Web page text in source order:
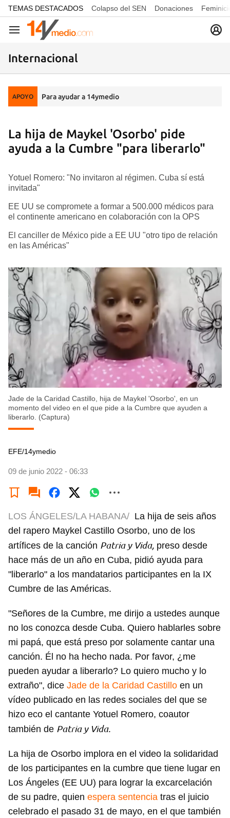
common.go-to-content
TEMAS DESTACADOS Colapso del SEN Donaciones
Navegación
Internacional
APOYO Para ayudar a 14ymedio
La hija de Maykel 'Osorbo' pide
ayuda a la Cumbre "para liberarlo"
Yotuel Romero: "No invitaron al régimen. Cuba sí está
invitada"
EE UU se compromete a formar a 500.000 médicos para
el continente americano en colaboración con la OPS
El canciller de México pide a EE UU "otro tipo de relación
en las Américas"
Jade de la Caridad Castillo, hija de Maykel 'Osorbo', en un
momento del video en el que pide a la Cumbre que ayuden a
liberarlo. (Captura)
EFE/14ymedio
09 de junio 2022 - 06:33
LOS ÁNGELES/LA HABANA/ La hija de seis años
del rapero Maykel Castillo Osorbo, uno de los
artífices de la canción Patria y Vida, preso desde
hace más de un año en Cuba, pidió ayuda para
"liberarlo" a los mandatarios participantes en la IX
Cumbre de las Américas.
"Señores de la Cumbre, me dirijo a ustedes aunque
no los conozca desde Cuba. Quiero hablarles sobre
mi papá, que está preso por solamente cantar una
canción. Él no ha hecho nada. Por favor, ¿me
pueden ayudar a liberarlo? Lo quiero mucho y lo
extraño", dice Jade de la Caridad Castillo en un
vídeo publicado en las redes sociales del que se
hizo eco el cantante Yotuel Romero, coautor
también de Patria y Vida.
La hija de Osorbo implora en el video la solidaridad
de los participantes en la cumbre que tiene lugar en
Los Ángeles (EE UU) para lograr la excarcelación
de su padre, quien espera sentencia tras el juicio
celebrado el pasado 31 de mayo, en el que también